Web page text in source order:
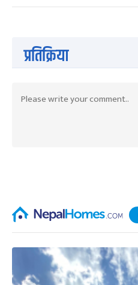
प्रतिक्रिया